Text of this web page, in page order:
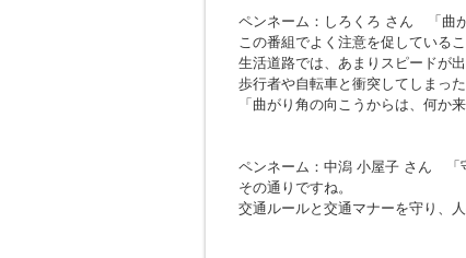
ペンネーム：しろくろ さん
「
この番組でよく注意を促しているこ
生活道路では、あまりスピードが
歩行者や自転車と衝突してしまっ
「曲がり角の向こうからは、何か
ペンネーム：中潟 小屋子 さん 「
その通りですね。
交通ルールと交通マナーを守り、